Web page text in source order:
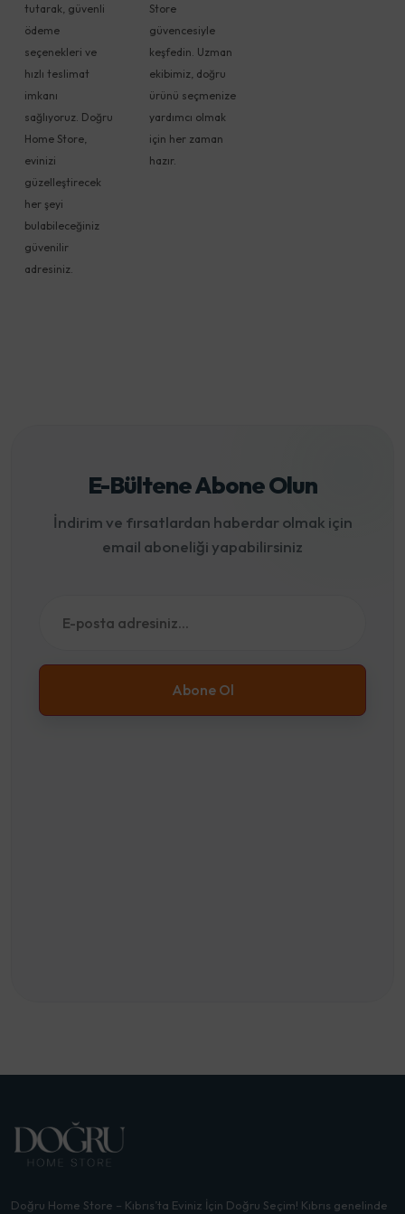
tutarak, güvenli
ödeme
seçenekleri ve
hızlı teslimat
imkanı
sağlıyoruz. Doğru
Home Store,
evinizi
güzelleştirecek
her şeyi
bulabileceğiniz
güvenilir
adresiniz.
Store
güvencesiyle
keşfedin. Uzman
ekibimiz, doğru
ürünü seçmenize
yardımcı olmak
için her zaman
hazır.
E-Bültene Abone Olun
İndirim ve fırsatlardan haberdar olmak için
email aboneliği yapabilirsiniz
Abone Ol
Doğru Home Store – Kıbrıs’ta Eviniz İçin Doğru Seçim! Kıbrıs genelinde